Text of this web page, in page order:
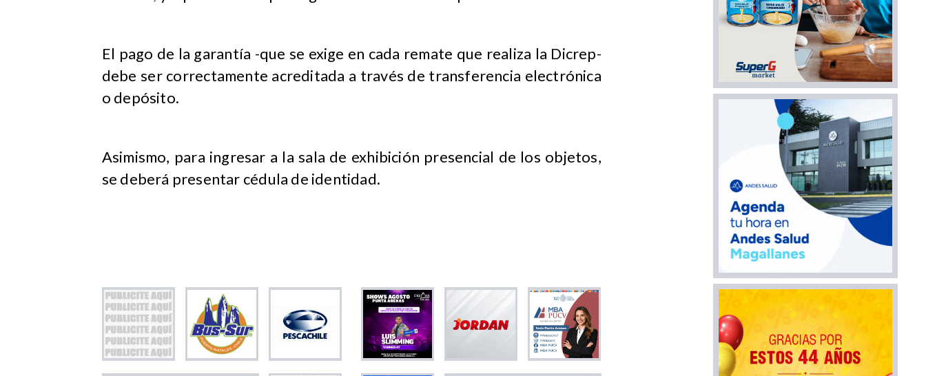
El pago de la garantía -que se exige en cada remate que realiza la Dicrep-
debe ser correctamente acreditada a través de transferencia electrónica
o depósito.
Asimismo, para ingresar a la sala de exhibición presencial de los objetos,
se deberá presentar cédula de identidad.